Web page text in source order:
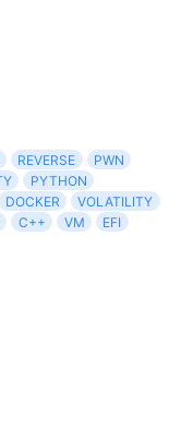
REVERSE
PWN
PYTHON
DOCKER
VOLATILITY
C++ VM EFI